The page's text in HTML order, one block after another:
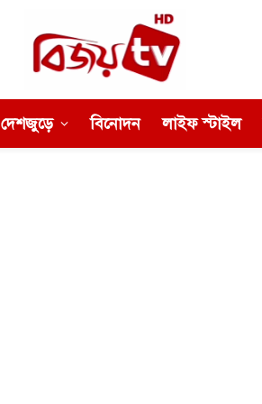
দেশজুড়ে বিনোদন লাইফ স্টাইল